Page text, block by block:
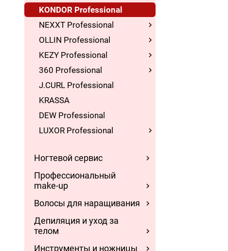
KONDOR Professional
NEXXT Professional
OLLIN Professional
KEZY Professional
360 Professional
J.CURL Professional
KRASSA
DEW Professional
LUXOR Professional
Ногтевой сервис
Профессиональный
make-up
Волосы для наращивания
Депиляция и уход за
телом
Инструменты и ножницы